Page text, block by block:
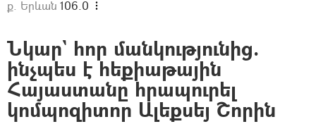
ք. Երևան 106.0
Նկար` հոր մանկությունից.
ինչպես է հեքիաթային
Հայաստանը հրապուրել
կոմպոզիտոր Ալեքսեյ Շորին